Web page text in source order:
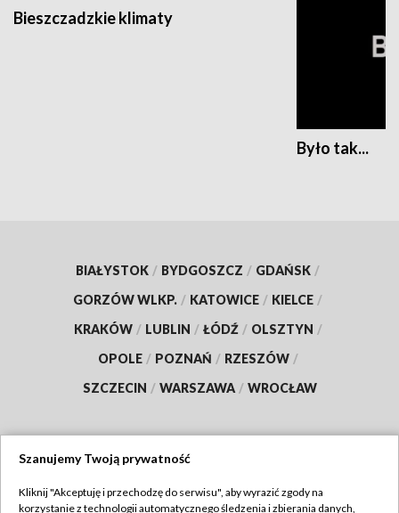
Bieszczadzkie klimaty
Było tak...
BIAŁYSTOK / BYDGOSZCZ / GDAŃSK /
GORZÓW WLKP. / KATOWICE / KIELCE /
KRAKÓW / LUBLIN / ŁÓDŹ / OLSZTYN /
OPOLE / POZNAŃ / RZESZÓW /
SZCZECIN / WARSZAWA / WROCŁAW
Szanujemy Twoją prywatność
Kliknij "Akceptuję i przechodzę do serwisu", aby wyrazić zgody na
korzystanie z technologii automatycznego śledzenia i zbierania danych,